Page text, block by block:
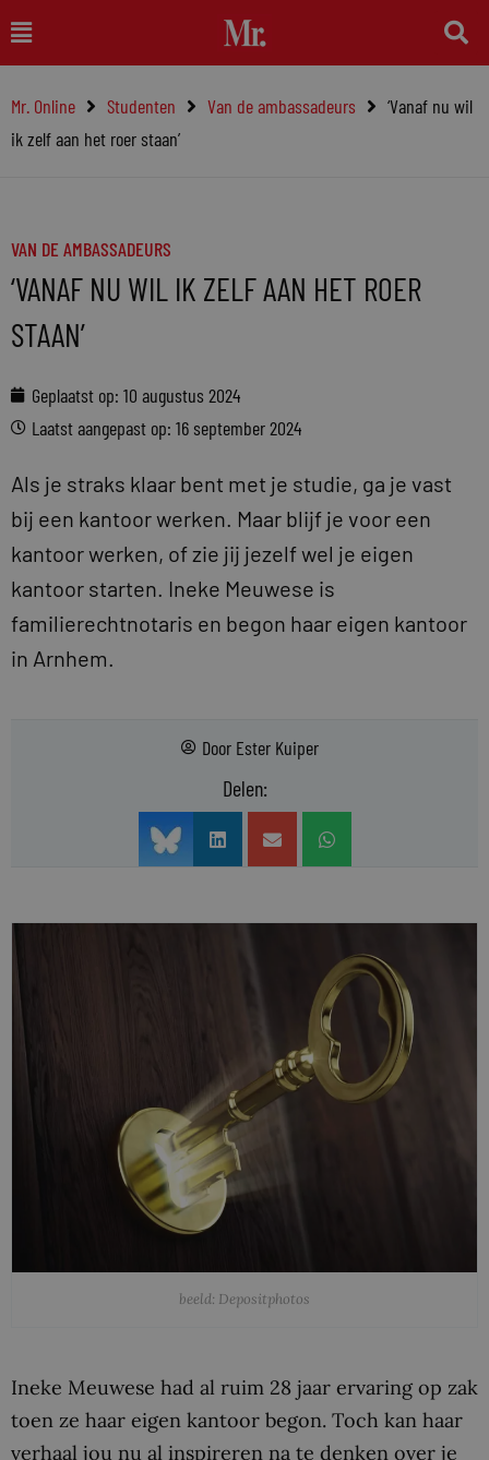
naar
inhoud
Main
Menu
Mr. Online Studenten Van de ambassadeurs
‘Vanaf nu wil
ik zelf aan het roer staan’
VAN DE AMBASSADEURS
‘VANAF NU WIL IK ZELF AAN HET ROER
STAAN’
Geplaatst op: 10 augustus 2024
Laatst aangepast op: 16 september 2024
Als je straks klaar bent met je studie, ga je vast
bij een kantoor werken. Maar blijf je voor een
kantoor werken, of zie jij jezelf wel je eigen
kantoor starten. Ineke Meuwese is
familierechtnotaris en begon haar eigen kantoor
in Arnhem.
Door Ester Kuiper
Delen:
beeld: Depositphotos
Ineke Meuwese had al ruim 28 jaar ervaring op zak
toen ze haar eigen kantoor begon. Toch kan haar
verhaal jou nu al inspireren na te denken over je